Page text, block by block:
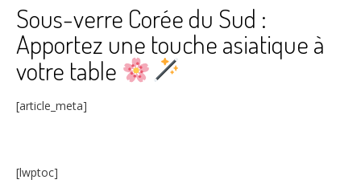
Sous-verre Corée du Sud :
Apportez une touche asiatique à
votre table
[article_meta]
[lwptoc]